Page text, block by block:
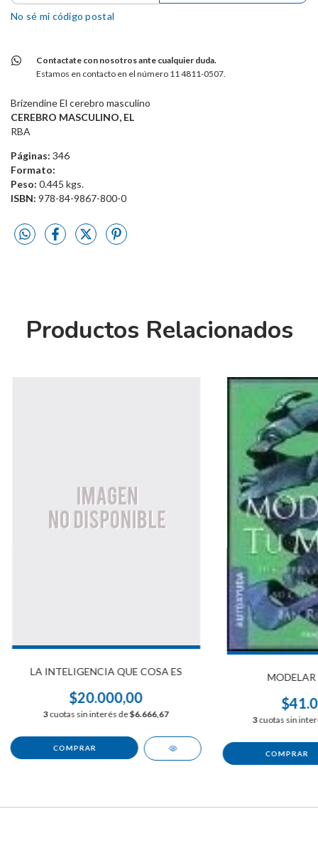
No sé mi código postal
Contactate con nosotros ante cualquier duda.
Estamos en contacto en el número 11 4811-0507.
Brizendine El cerebro masculino
CEREBRO MASCULINO, EL
RBA
Páginas: 346
Formato:
Peso: 0.445 kgs.
ISBN: 978-84-9867-800-0
Productos Relacionados
LA INTELIGENCIA QUE COSA ES
$20.000,00
3cuotas sin interés de$6.666,67
3cuotas sin